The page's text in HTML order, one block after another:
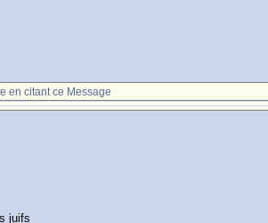
en citant ce Message
juifs